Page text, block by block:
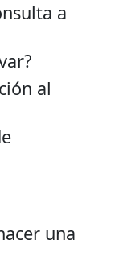
a
al
una